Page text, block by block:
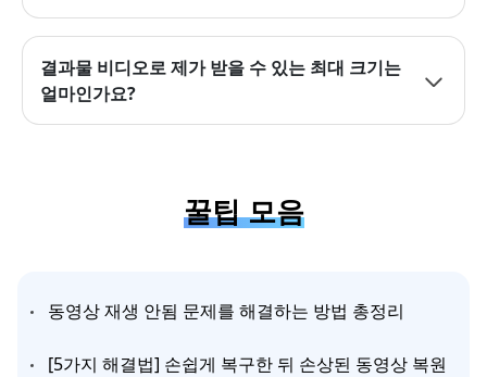
결과물 비디오로 제가 받을 수 있는 최대 크기는
얼마인가요?
꿀팁 모음
동영상 재생 안됨 문제를 해결하는 방법 총정리
[5가지 해결법] 손쉽게 복구한 뒤 손상된 동영상 복원